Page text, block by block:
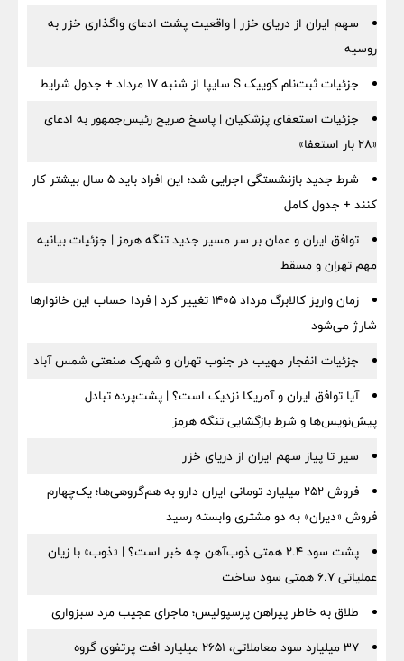
سهم ایران از دریای خزر | واقعیت پشت ادعای واگذاری خزر به
روسیه
جزئیات ثبت‌نام کوییک S سایپا از شنبه ۱۷ مرداد + جدول شرایط
جزئیات استعفای پزشکیان | پاسخ صریح رئیس‌جمهور به ادعای
«۲۸ بار استعفا»
شرط جدید بازنشستگی اجرایی شد؛ این افراد باید ۵ سال بیشتر کار
کنند + جدول کامل
توافق ایران و عمان بر سر مسیر جدید تنگه هرمز | جزئیات بیانیه
مهم تهران و مسقط
زمان واریز کالابرگ مرداد ۱۴۰۵ تغییر کرد | فردا حساب این خانوارها
شارژ می‌شود
جزئیات انفجار مهیب در جنوب تهران و شهرک صنعتی شمس آباد
آیا توافق ایران و آمریکا نزدیک است؟ | پشت‌پرده تبادل
پیش‌نویس‌ها و شرط بازگشایی تنگه هرمز
سیر تا پیاز سهم ایران از دریای خزر
فروش ۲۵۲ میلیارد تومانی ایران دارو به هم‌گروهی‌ها؛ یک‌چهارم
فروش «دیران» به دو مشتری وابسته رسید
پشت سود ۲.۴ همتی ذوب‌آهن چه خبر است؟ | «ذوب» با زیان
عملیاتی ۶.۷ همتی سود ساخت
طلاق به خاطر پیراهن پرسپولیس؛ ماجرای عجیب مرد سبزواری
۳۷ میلیارد سود معاملاتی، ۲۶۵۱ میلیارد افت پرتفوی گروه